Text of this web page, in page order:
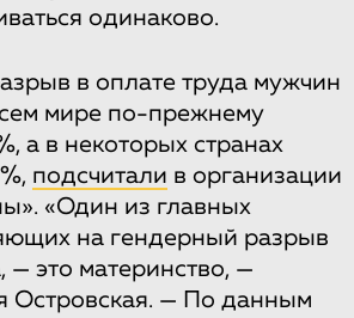
одинаково.
в оплате труда мужчин
мире по-прежнему
а в некоторых странах
подсчитали в организации
«Один из главных
на гендерный разрыв
— это материнство, —
Островская. — По данным